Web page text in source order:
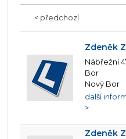
< předchozí
Zdeněk
Nábřežní
Bor
Nový Bor
další
>
Zdeněk